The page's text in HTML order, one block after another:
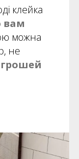
клейка
вам
можна
не